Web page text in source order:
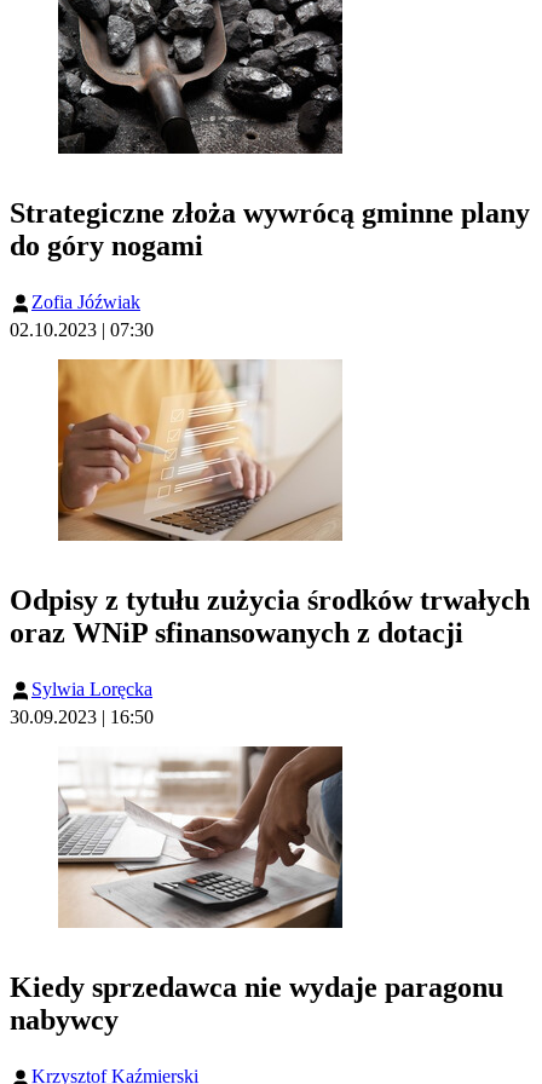
Strategiczne złoża wywrócą gminne plany
do góry nogami
Zofia Jóźwiak
02.10.2023 | 07:30
Odpisy z tytułu zużycia środków trwałych
oraz WNiP sfinansowanych z dotacji
Sylwia Loręcka
30.09.2023 | 16:50
Kiedy sprzedawca nie wydaje paragonu
nabywcy
Krzysztof Kaźmierski